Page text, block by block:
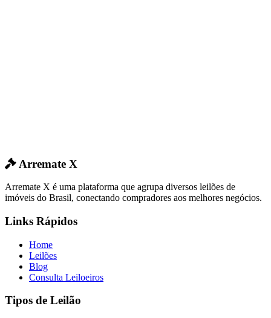
Arremate X
Arremate X é uma plataforma que agrupa diversos leilões de
imóveis do Brasil, conectando compradores aos melhores negócios.
Links Rápidos
Home
Leilões
Blog
Consulta Leiloeiros
Tipos de Leilão